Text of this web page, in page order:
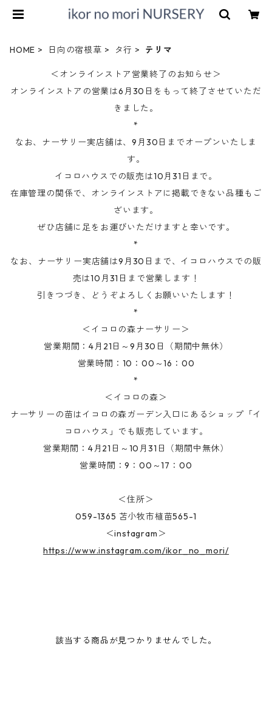
HOME 日向の宿根草 タ行 テリマ
＜オンラインストア営業終了のお知らせ＞
オンラインストアの営業は6月30日をもって終了させていただ
きました。
*
なお、ナーサリー実店舗は、9月30日までオープンいたしま
す。
イコロハウスでの販売は10月31日まで。
在庫管理の関係で、オンラインストアに掲載できない品種もご
ざいます。
ぜひ店舗に足をお運びいただけますと幸いです。
*
なお、ナーサリー実店舗は9月30日まで、イコロハウスでの販
売は10月31日まで営業します！
引きつづき、どうぞよろしくお願いいたします！
*
＜イコロの森ナーサリー＞
営業期間：4月21日～9月30日（期間中無休）
営業時間：10：00～16：00
*
＜イコロの森＞
ナーサリーの苗はイコロの森ガーデン入口にあるショップ「イ
コロハウス」でも販売しています。
営業期間：4月21日～10月31日（期間中無休）
営業時間：9：00～17：00
＜住所＞
059-1365 苫小牧市植苗565-1
＜instagram＞
https://www.instagram.com/ikor_no_mori/
該当する商品が見つかりませんでした。